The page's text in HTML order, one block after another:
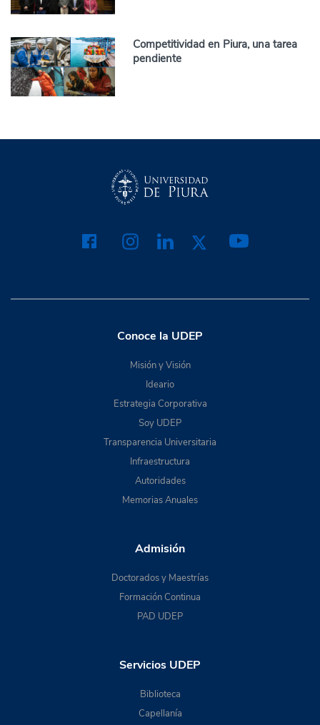
Competitividad en Piura, una tarea
pendiente
Conoce la UDEP
Misión y Visión
Ideario
Estrategia Corporativa
Soy UDEP
Transparencia Universitaria
Infraestructura
Autoridades
Memorias Anuales
Admisión
Doctorados y Maestrías
Formación Continua
PAD UDEP
Servicios UDEP
Biblioteca
Capellanía